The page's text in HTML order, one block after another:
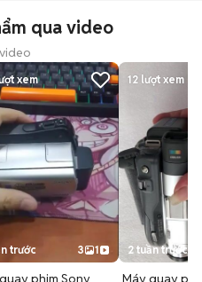
qua video
xem
trước 3 1
phim Sony
12 lượt xem
2 tuần trước
Máy quay